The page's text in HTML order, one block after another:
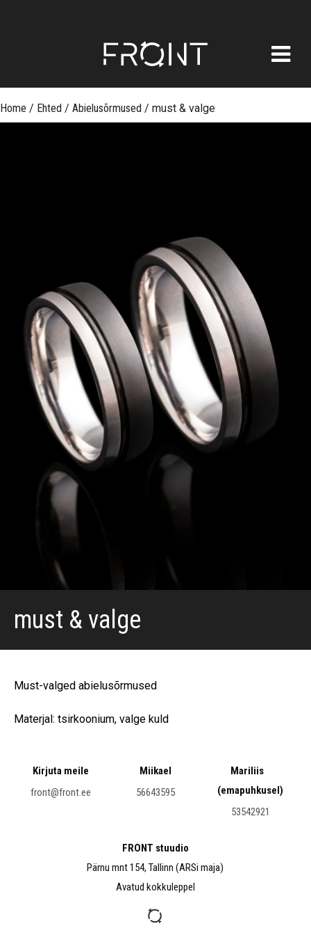
Skip
Home / Ehted / Abielusõrmused / must & valge
must & valge
Must-valged abielusõrmused
Materjal: tsirkoonium, valge kuld
FRONT stuudio
Pärnu mnt 154, Tallinn (ARSi maja)
Avatud kokkuleppel
Kirjuta meile
front@front.ee
Miikael
56643595
Mariliis
(emapuhkusel)
53542921